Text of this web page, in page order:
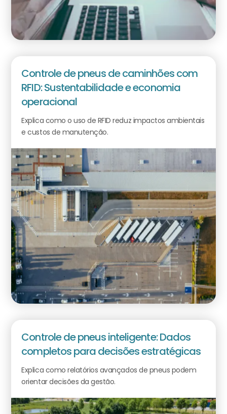
Controle de pneus de caminhões com
RFID: Sustentabilidade e economia
operacional
Explica como o uso de RFID reduz impactos ambientais
e custos de manutenção.
Controle de pneus inteligente: Dados
completos para decisões estratégicas
Explica como relatórios avançados de pneus podem
orientar decisões da gestão.